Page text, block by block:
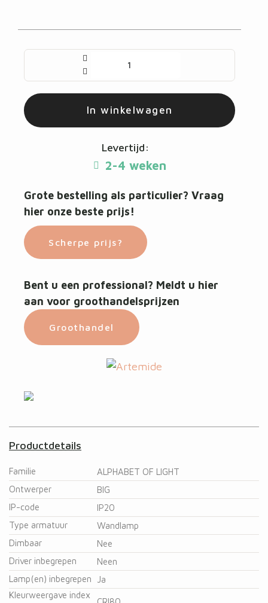
In winkelwagen
Levertijd:
2-4 weken
Grote bestelling als particulier? Vraag
hier onze beste prijs!
Scherpe prijs?
Bent u een professional? Meldt u hier
aan voor groothandelsprijzen
Groothandel
Productdetails
Familie
ALPHABET OF LIGHT
Ontwerper
BIG
IP-code
IP20
Type armatuur
Wandlamp
Dimbaar
Nee
Driver inbegrepen
Neen
Lamp(en) inbegrepen
Ja
Kleurweergave index